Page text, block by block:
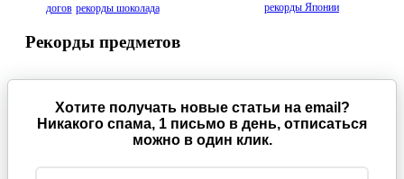
догов рекорды шоколада
Рекорды предметов
рекорды Японии
Хотите получать новые статьи на email?
Никакого спама, 1 письмо в день, отписаться
можно в один клик.